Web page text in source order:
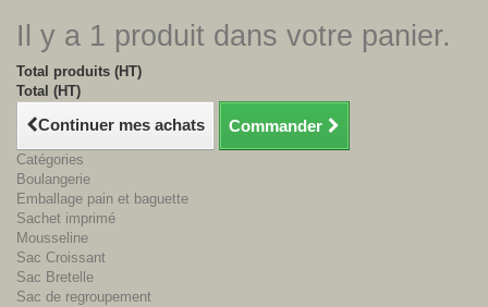
Il y a 1 produit dans votre panier.
Total produits (HT)
Total (HT)
Continuer mes achats Commander
Catégories
Boulangerie
Emballage pain et baguette
Sachet imprimé
Mousseline
Sac Croissant
Sac Bretelle
Sac de regroupement